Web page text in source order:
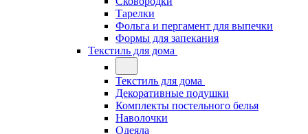
Тарелки
Фольга и пергамент для выпечки
Формы для запекания
Текстиль для дома
Текстиль для дома
Декоративные подушки
Комплекты постельного белья
Наволочки
Одеяла